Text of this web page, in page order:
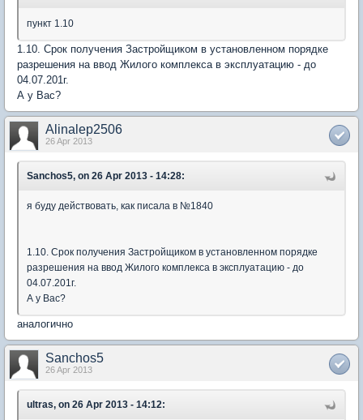
пункт 1.10
1.10. Срок получения Застройщиком в установленном порядке
разрешения на ввод Жилого комплекса в эксплуатацию - до
04.07.201г.
А у Вас?
Alinalep2506
26 Apr 2013
Sanchos5, on 26 Apr 2013 - 14:28:
я буду действовать, как писала в №1840
1.10. Срок получения Застройщиком в установленном порядке
разрешения на ввод Жилого комплекса в эксплуатацию - до
04.07.201г.
А у Вас?
аналогично
Sanchos5
26 Apr 2013
ultras, on 26 Apr 2013 - 14:12: